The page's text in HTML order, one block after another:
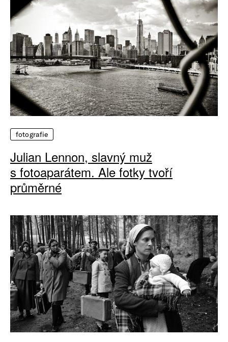
fotografie
Julian Lennon, slavný muž
s fotoaparátem. Ale fotky tvoří
průměrné